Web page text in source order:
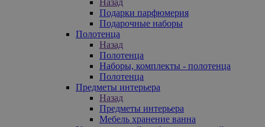
Подарки парфюмерия
Подарочные наборы
Полотенца
Назад
Полотенца
Наборы, комплекты - полотенца
Полотенца
Предметы интерьера
Назад
Предметы интерьера
Мебель хранение ванна